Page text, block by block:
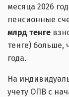
месяца 2026
пенсионные
млрд тенге
тенге) больше,
года.
На
учету ОПВ с